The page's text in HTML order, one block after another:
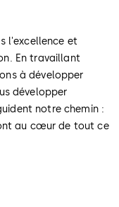
l'excellence et
En travaillant
à développer
développer
notre chemin :
au cœur de tout ce